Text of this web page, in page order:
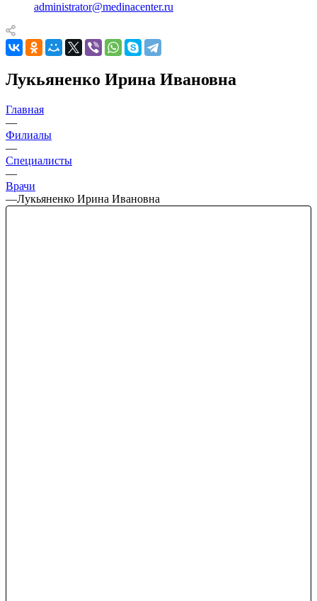
administrator@medinacenter.ru
Лукьяненко Ирина Ивановна
Главная
—
Филиалы
—
Специалисты
—
Врачи
—Лукьяненко Ирина Ивановна